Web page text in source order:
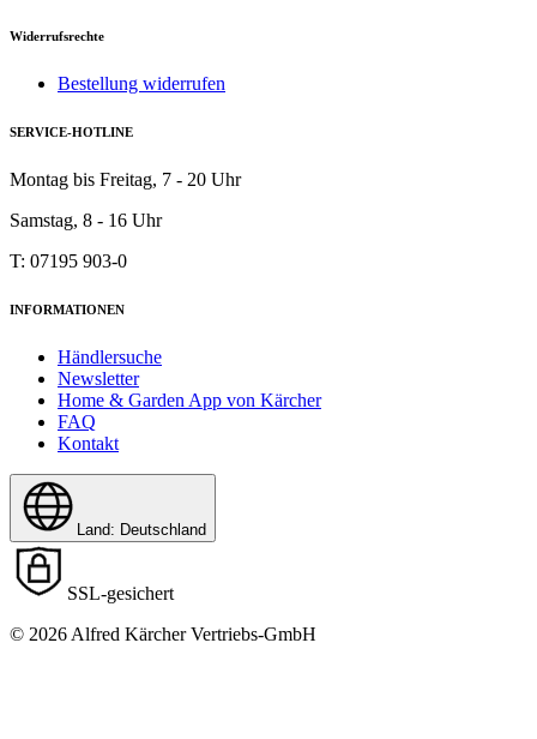
Widerrufsrechte
Bestellung widerrufen
SERVICE-HOTLINE
Montag bis Freitag, 7 - 20 Uhr
Samstag, 8 - 16 Uhr
T: 07195 903-0
INFORMATIONEN
Händlersuche
Newsletter
Home & Garden App von Kärcher
FAQ
Kontakt
Land: Deutschland
SSL-gesichert
© 2026 Alfred Kärcher Vertriebs-GmbH